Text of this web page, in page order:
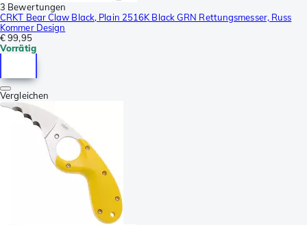
3 Bewertungen
CRKT Bear Claw Black, Plain 2516K Black GRN Rettungsmesser, Russ
Kommer Design
€ 99,95
Vorrätig
Vergleichen